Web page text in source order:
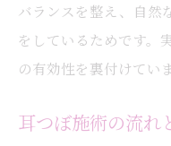
バランスを整え、自然
をしているためです。
の有効性を裏付けていま
耳つぼ施術の流れ